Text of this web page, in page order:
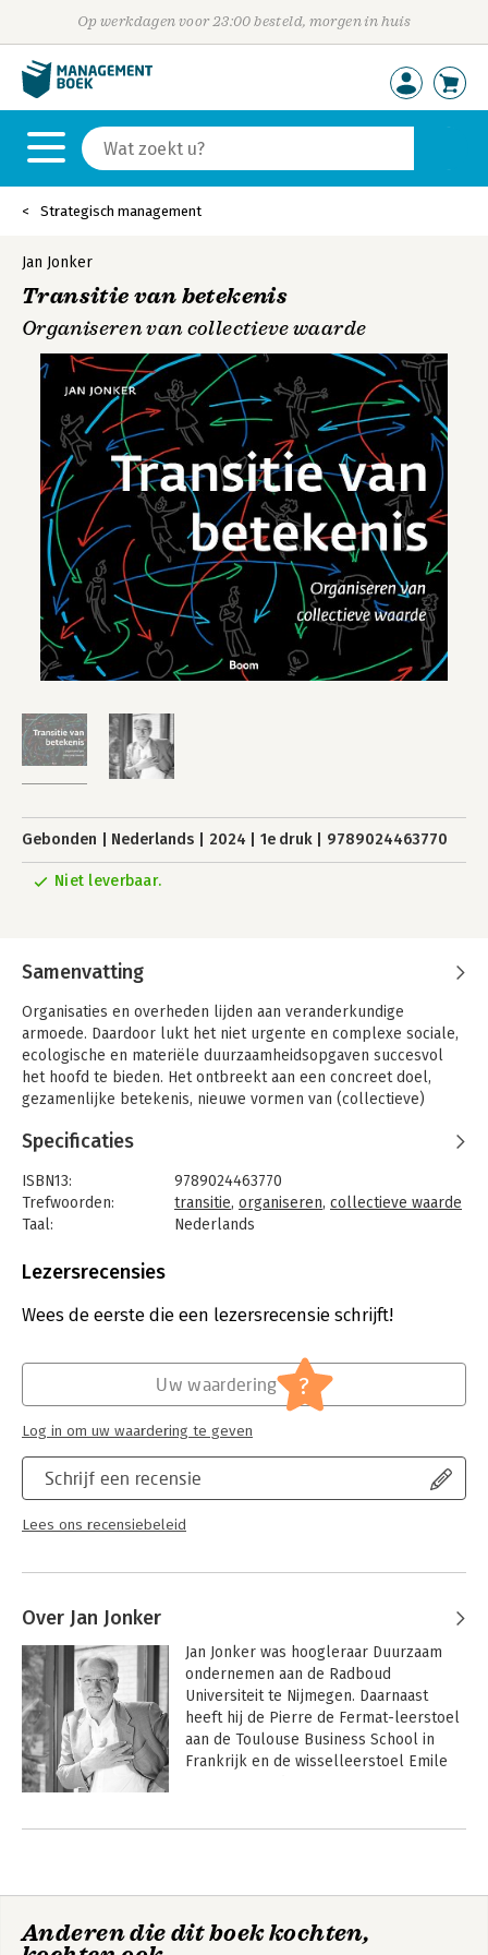
Op werkdagen voor 23:00 besteld, morgen in huis
Strategisch management
Jan Jonker
Transitie van betekenis
Organiseren van collectieve waarde
Gebonden Nederlands 2024 1e druk 9789024463770
Niet leverbaar.
Samenvatting
Organisaties en overheden lijden aan veranderkundige
armoede. Daardoor lukt het niet urgente en complexe sociale,
ecologische en materiële duurzaamheidsopgaven succesvol
het hoofd te bieden. Het ontbreekt aan een concreet doel,
gezamenlijke betekenis, nieuwe vormen van (collectieve)
Om uit deze impasse te komen zoekt Jan Jonker naar vormen
van betekenisvol organiseren die wel leiden tot collectieve
waardecreatie rond duurzaamheid, circulariteit, sociale
inclusiviteit en biodiversiteit. Met zijn WEconomy Model biedt
vorm te geven. Uiteindelijk is het volgens hem onvermijdelijk
sociaaleconomisch-ecologisch contract.
veranderaars, beleidsmakers, leidinggevenden, politici en
iedereen die wil bijdragen aan de grote veranderopgaven van
deze tijd. De tientallen infographics, schema’s en modellen
dragen bij aan het concreet vormgeven van fundamentele
veranderingen in een lokale of regionale context.
Specificaties
ISBN13:
9789024463770
Trefwoorden:
transitie, organiseren, collectieve waarde
Taal:
Nederlands
Aantal pagina's:
Druk:
1
Lezersrecensies
Wees de eerste die een lezersrecensie schrijft!
Schrijf een recensie
Lees ons recensiebeleid
Uw waardering ?
Log in om uw waardering te geven
Over Jan Jonker
Jan Jonker was hoogleraar Duurzaam
ondernemen aan de Radboud
Universiteit te Nijmegen. Daarnaast
heeft hij de Pierre de Fermat-leerstoel
aan de Toulouse Business School in
Frankrijk en de wisselleerstoel Emile
transitie naar een duurzame economie,
businessmodellen en -strategieën
Andere boeken door Jan Jonker
Anderen die dit boek kochten,